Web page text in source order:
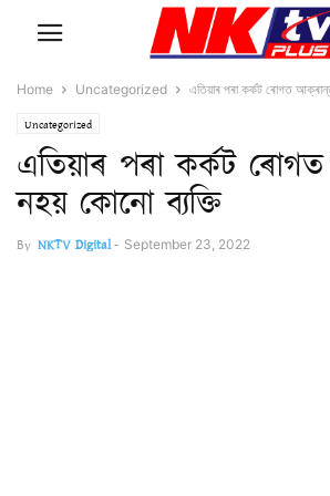
Home Uncategorized এতিয়াৰ পৰা কৰ্কট ৰোগত
Uncategorized
এতিয়াৰ পৰা কৰ্কট ৰোগত
নহয় কোনো ব্যক্তি
By NKTV Digital- September 23, 2022